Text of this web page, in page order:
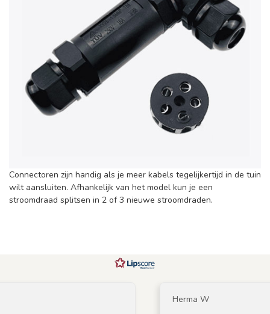
Connectoren zijn handig als je meer kabels tegelijkertijd in de tuin
wilt aansluiten. Afhankelijk van het model kun je een
stroomdraad splitsen in 2 of 3 nieuwe stroomdraden.
Herma W